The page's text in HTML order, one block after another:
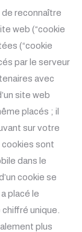
reconnaître
web (“cookie
(“cookie
par le serveur
avec
site web
placés ; il
sur votre
cookies sont
dans le
cookie se
placé le
unique.
plus